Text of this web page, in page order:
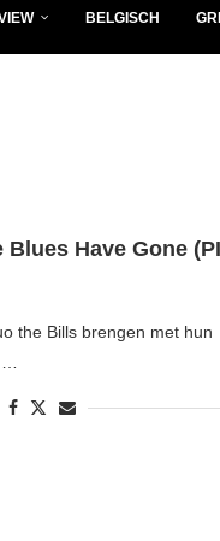
BELGISCH
Blues Have Gone
the Bills brengen met hun
…